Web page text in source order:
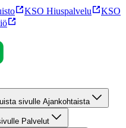
KSO Hiuspalvelu
KSO
sivulle Ajankohtaista
Palvelut